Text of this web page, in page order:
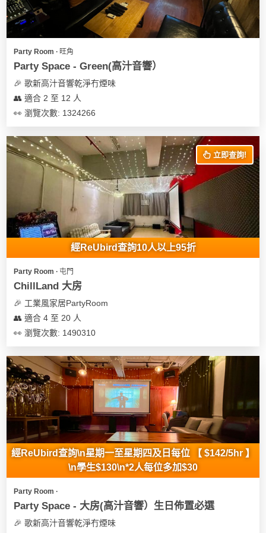
地
新
奇
玩
驗
作
工
戶
外
樂
遊
租
Party Room ∙ 旺角
Party Space - Green(高汁音響）
🎉 歌新高汁音響乾淨冇煙味
👥 適合 2 至 12 人
👀 瀏覽次數: 1324266
立即查詢!
經ReUbird查詢10人以上95折
Party Room ∙ 屯門
ChillLand 大房
🎉 工業風家居PartyRoom
👥 適合 4 至 20 人
👀 瀏覽次數: 1490310
經ReUbird查詢\n星期一至星期四及日每位 【 $142/5hr 】
\n學生$130\n*2人每位多加$30
Party Room ∙
Party Space - 大房(高汁音響）生日佈置必選
🎉 歌新高汁音響乾淨冇煙味